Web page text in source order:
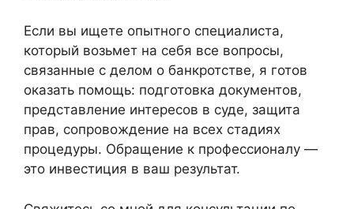
Если вы ищете опытного специалиста,
который возьмет на себя все вопросы,
связанные с делом о банкротстве, я готов
оказать помощь: подготовка документов,
представление интересов в суде, защита
прав, сопровождение на всех стадиях
процедуры. Обращение к профессионалу —
это инвестиция в ваш результат.